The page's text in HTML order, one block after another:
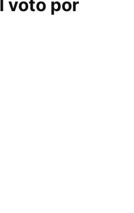
voto por